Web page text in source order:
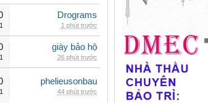
1
Drograms
1 phút trước
1
giày bảo hộ
26 phút trước
1
phelieusonbau
44 phút trước